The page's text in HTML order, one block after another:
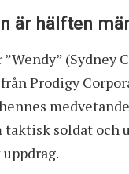
är hälften
Prodigy
taktisk soldat